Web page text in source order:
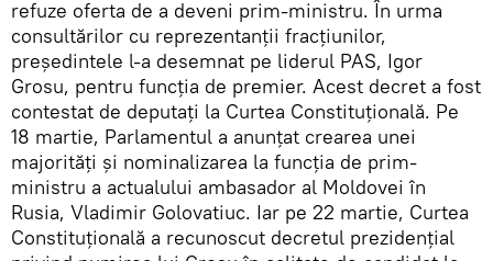
refuze oferta de a deveni prim-ministru. În urma
consultărilor cu reprezentanții fracțiunilor,
președintele l-a desemnat pe liderul PAS, Igor
Grosu, pentru funcția de premier. Acest decret a fost
contestat de deputați la Curtea Constituțională. Pe
18 martie, Parlamentul a anunțat crearea unei
majorități și nominalizarea la funcția de prim-
ministru a actualului ambasador al Moldovei în
Rusia, Vladimir Golovatiuc. Iar pe 22 martie, Curtea
Constituțională a recunoscut decretul prezidențial